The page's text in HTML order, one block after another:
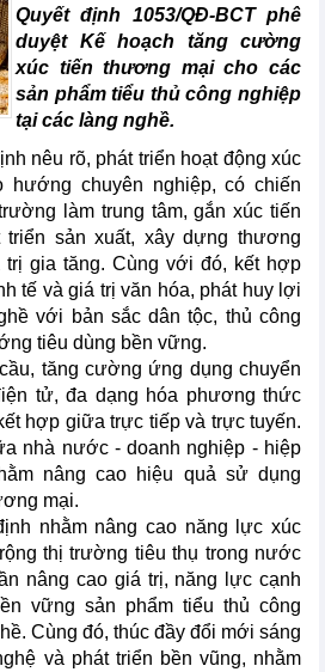
Quyết định 1053/QĐ-BCT phê
duyệt Kế hoạch tăng cường
xúc tiến thương mại cho các
sản phẩm tiểu thủ công nghiệp
tại các làng nghề.
nêu rõ, phát triển hoạt động xúc
hướng chuyên nghiệp, có chiến
làm trung tâm, gắn xúc tiến
sản xuất, xây dựng thương
trị gia tăng. Cùng với đó, kết hợp
tế và giá trị văn hóa, phát huy lợi
với bản sắc dân tộc, thủ công
tiêu dùng bền vững.
tăng cường ứng dụng chuyển
tử, đa dạng hóa phương thức
hợp giữa trực tiếp và trực tuyến.
nhà nước - doanh nghiệp - hiệp
nâng cao hiệu quả sử dụng
mại.
nhằm nâng cao năng lực xúc
thị trường tiêu thụ trong nước
nâng cao giá trị, năng lực cạnh
vững sản phẩm tiểu thủ công
Cùng đó, thúc đầy đổi mới sáng
và phát triển bền vũng, nhằm